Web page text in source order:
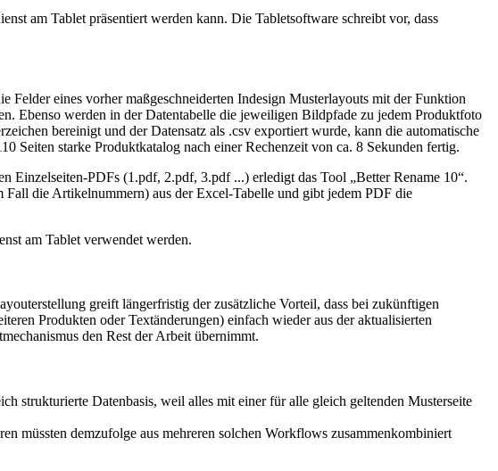
am Tablet präsentiert werden kann. Die Tabletsoftware schreibt vor, dass
Felder eines vorher maßgeschneiderten Indesign Musterlayouts mit der Funktion
Ebenso werden in der Datentabelle die jeweiligen Bildpfade zu jedem Produktfoto
bereinigt und der Datensatz als .csv exportiert wurde, kann die automatische
Seiten starke Produktkatalog nach einer Rechenzeit von ca. 8 Sekunden fertig.
Einzelseiten-PDFs (1.pdf, 2.pdf, 3.pdf ...) erledigt das Tool „Better Rename 10“.
Fall die Artikelnummern) aus der Excel-Tabelle und gibt jedem PDF die
am Tablet verwendet werden.
greift längerfristig der zusätzliche Vorteil, dass bei zukünftigen
Produkten oder Textänderungen) einfach wieder aus der aktualisierten
den Rest der Arbeit übernimmt.
strukturierte Datenbasis, weil alles mit einer für alle gleich geltenden Musterseite
müssten demzufolge aus mehreren solchen Workflows zusammenkombiniert